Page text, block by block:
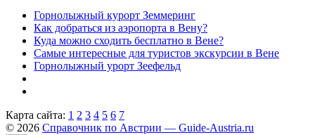
Горнолыжный курорт Земмеринг
Как добраться из аэропорта в Вену?
Куда можно сходить бесплатно в Вене?
Самые интересные для туристов экскурсии в Вене
Горнолыжный урорт Зеефельд
Карта сайта: 1 2 3 4 5 6 7
© 2026 Справочник по Австрии — Guide-Austria.ru